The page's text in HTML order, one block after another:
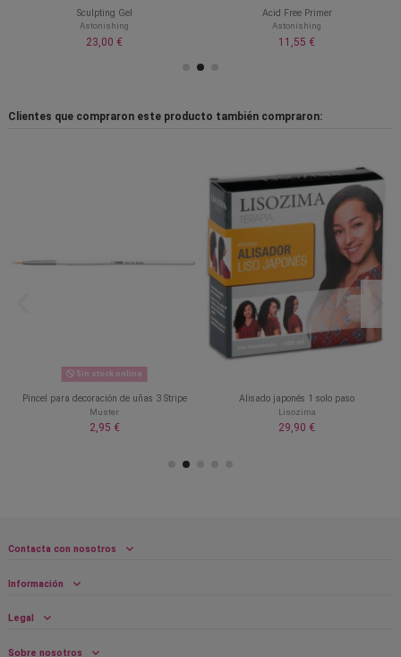
Sculpting Gel
Astonishing
23,00 €
Acid Free Primer
Astonishing
11,55 €
Clientes que compraron este producto también compraron:
Sin stock online
Pincel para decoración de uñas 3 Stripe
Muster
2,95 €
Alisado japonés 1 solo paso
Lisozima
29,90 €
Contacta con nosotros
Información
Legal
Sobre nosotros